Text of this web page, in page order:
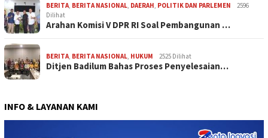
BERITA BERITA NASIONAL DAERAH POLITIK DAN PARLEMEN
2596
Dilihat
Arahan Komisi V DPR RI Soal Pembangunan …
BERITA BERITA NASIONAL HUKUM 2525 Dilihat
Ditjen Badilum Bahas Proses Penyelesaian…
INFO & LAYANAN KAMI